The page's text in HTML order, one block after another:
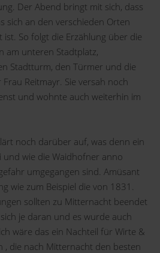
Der Abend bringt mit sich, dass
sich an den verschieden Orten
ist. So folgt die Erzählung über die
am unteren Stadtplatz,
Stadtturm, den Türmer und die
Reitmayr. Sie versah noch
und wohnte auch weiterhin im
noch darüber auf, was denn ein
und wie die Waidhofner anno
umgegangen sind. Amüsant
wie zum Beispiel die von 1831.
sollten zu Mitternacht beendet
je daran und es wurde auch
wäre das ein Nachteil für Wirte &
, die nach Mitternacht den besten